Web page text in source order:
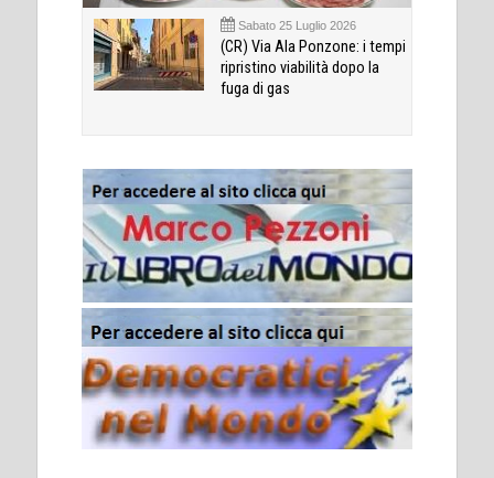
Sabato 25 Luglio 2026
(CR) Via Ala Ponzone: i tempi
ripristino viabilità dopo la
fuga di gas